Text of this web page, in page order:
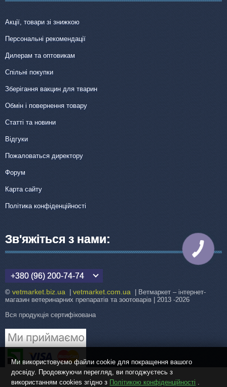
Акції, товари зі знижкою
Персональні рекомендації
Дилерам та оптовикам
Спільні покупки
Зберігання вакцин для тварин
Обмін і повернення товару
Статті та новини
Відгуки
Пожаловаться директору
Форум
Карта сайту
Політика конфіденційності
Зв'яжіться з нами:
+380 (96) 200-74-74
© vetmarket.biz.ua vetmarket.com.ua | Ветмаркет – інтернет-
магазин ветеринарних препаратів та зоотоварів | 2013 -2026
Вся продукція сертифікована
Ми використовуємо файли cookie для покращення вашого
досвіду. Продовжуючи перегляд, ви погоджуєтесь з
використанням cookies згідно з Політикою конфіденційності .
КНОПКА
ЗВ'ЯЗКУ